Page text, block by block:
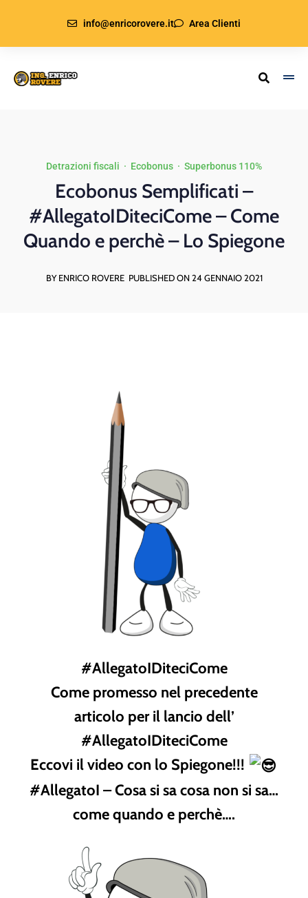
info@enricorovere.it Area Clienti
Detrazioni fiscali · Ecobonus · Superbonus 110%
Ecobonus Semplificati –
#AllegatoIDiteciCome – Come
Quando e perchè – Lo Spiegone
BY ENRICO ROVERE PUBLISHED ON 24 GENNAIO 2021
#AllegatoIDiteciCome
Come promesso nel precedente
articolo per il lancio dell’
#AllegatoIDiteciCome
Eccovi il video con lo Spiegone!!!
#AllegatoI – Cosa si sa cosa non si sa…
come quando e perchè….